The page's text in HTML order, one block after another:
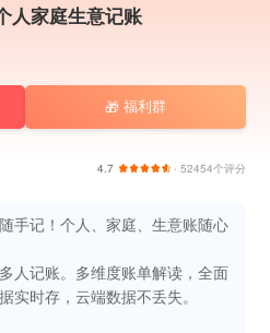
人家庭生意记账
🎁 福利群
4.7 · 52454个评分
手记！个人、家庭、生意账随心
人记账。多维度账单解读，全面
实时存，云端数据不丢失。